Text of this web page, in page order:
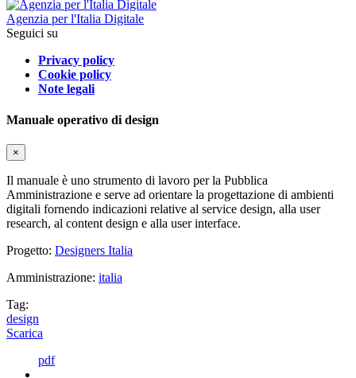
Agenzia per l'Italia Digitale
Seguici su
Privacy policy
Cookie policy
Note legali
Manuale operativo di design
×
Il manuale è uno strumento di lavoro per la Pubblica
Amministrazione e serve ad orientare la progettazione di ambienti
digitali fornendo indicazioni relative al service design, alla user
research, al content design e alla user interface.
Progetto: Designers Italia
Amministrazione: italia
Tag:
design
Scarica
pdf